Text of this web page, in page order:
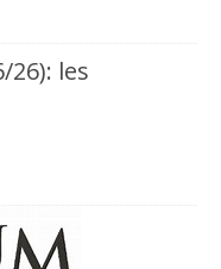
26): les